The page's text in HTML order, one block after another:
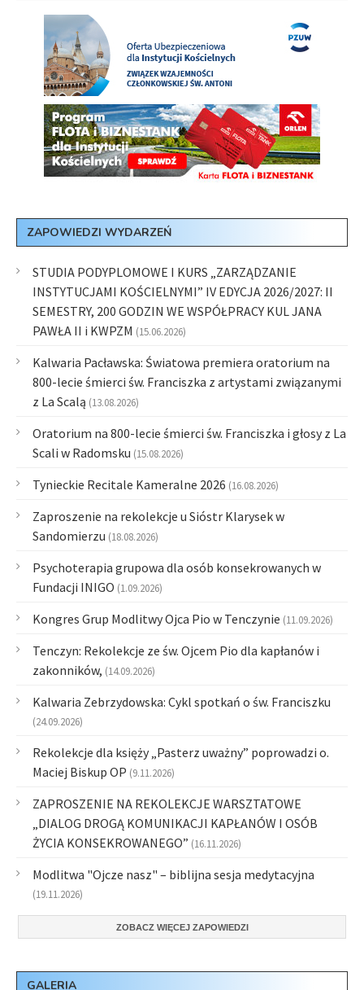
ZAPOWIEDZI WYDARZEŃ
STUDIA PODYPLOMOWE I KURS „ZARZĄDZANIE
INSTYTUCJAMI KOŚCIELNYMI” IV EDYCJA 2026/2027: II
SEMESTRY, 200 GODZIN WE WSPÓŁPRACY KUL JANA
PAWŁA II i KWPZM (15.06.2026)
Kalwaria Pacławska: Światowa premiera oratorium na
800-lecie śmierci św. Franciszka z artystami związanymi
z La Scalą (13.08.2026)
Oratorium na 800-lecie śmierci św. Franciszka i głosy z La
Scali w Radomsku (15.08.2026)
Tynieckie Recitale Kameralne 2026 (16.08.2026)
Zaproszenie na rekolekcje u Sióstr Klarysek w
Sandomierzu (18.08.2026)
Psychoterapia grupowa dla osób konsekrowanych w
Fundacji INIGO (1.09.2026)
Kongres Grup Modlitwy Ojca Pio w Tenczynie (11.09.2026)
Tenczyn: Rekolekcje ze św. Ojcem Pio dla kapłanów i
zakonników, (14.09.2026)
Kalwaria Zebrzydowska: Cykl spotkań o św. Franciszku
(24.09.2026)
Rekolekcje dla księży „Pasterz uważny” poprowadzi o.
Maciej Biskup OP (9.11.2026)
ZAPROSZENIE NA REKOLEKCJE WARSZTATOWE
„DIALOG DROGĄ KOMUNIKACJI KAPŁANÓW I OSÓB
ŻYCIA KONSEKROWANEGO” (16.11.2026)
Modlitwa "Ojcze nasz" – biblijna sesja medytacyjna
(19.11.2026)
ZOBACZ WIĘCEJ ZAPOWIEDZI
GALERIA